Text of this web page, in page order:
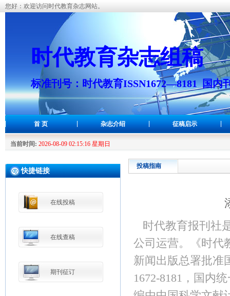
您好：欢迎访问时代教育杂志网站。
时代教育杂志组稿
标准刊号：时代教育ISSN1672—8181 国内
首 页 杂志介绍 征稿启示
当前时间: 2026-08-09 02:15:16 星期日
快捷链接
在线投稿
在线查稿
期刊征订
投稿指南
时代教育报刊社
公司运营。
《时
新闻出版总署批准
1672-8181，国内